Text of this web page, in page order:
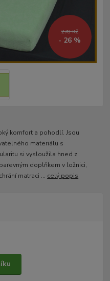
278 Kč
- 26 %
komfort a pohodlí. Jsou
materiálu s
si vysloužila hned z
doplňkem v ložnici,
matraci ... celý popis